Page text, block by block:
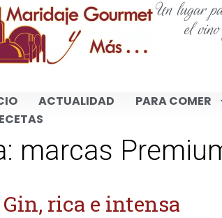
Un lugar
el
ACTUALIDAD PARA COMER
marcas
rica e intensa